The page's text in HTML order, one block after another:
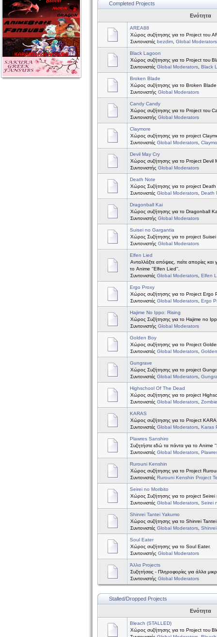
Completed Projects
Ενότητα
AREA88
Χώρος συζήτησης για το Project του
Συντονιστές bezdim Global Moderators
Black Lagoon
Χώρος συζήτησης για το Project του
Συντονιστές Global Moderators Black
Broken Blade
Χώρος συζήτησης για το Broken Blade
Συντονιστής Global Moderators
Candy Candy
Χώρος συζήτησης για το Project του
Συντονιστής Global Moderators
Claymore
Χώρος συζήτησης για το project
Συντονιστές Global Moderators
Devil May Cry
Χώρος συζήτησης για το Project Devil
Συντονιστής Global Moderators
Death Note
Χώρος Συζήτησης για το project
Συντονιστές Global Moderators Death
Dragonball Kai
Χώρος συζήτησης για το Dragonball
Συντονιστής Global Moderators
Suisei no Gargantia
Χώρος Συζήτησης για το project
Συντονιστής Global Moderators
Elfen Lied
Ανταλλάξτε απόψεις, πείτε απορίες και
το Anime ''Elfen Lied''.
Συντονιστές Global Moderators Elfen
Ergo Proxy
Χώρος συζήτησης για το Project Ergo
Συντονιστές Global Moderators Ergo
Hajime No Ippo: Rising
Χώρος Συζήτησης για το Hajime no
Συντονιστής Global Moderators
Golden Boy
Χώρος συζήτησης για το Project
Συντονιστές Global Moderators
Gungrave
Χώρος Συζήτησης για το project
Συντονιστές Global Moderators
Highschool Of The Dead
Χώρος συζήτησης για το project
Συντονιστές Global Moderators
KARAS
Χώρος συζήτησης για το Project
Συντονιστές Global Moderators Karas
Plawres Sanshiro
Συζητήστε εδώ τα πάντα για το
Συντονιστές Global Moderators
Rurouni Kenshin
Χώρος συζήτησης για το Project
Συντονιστές Rurouni Kenshin Project
Seirei no Moribito
Χώρος Συζήτησης για το project Seirei
Συντονιστές Global Moderators Seirei
Shinrei Tantei Yakumo
Χώρος συζήτησης για το Shinrei
Συντονιστές Global Moderators
Soul Eater
Χώρος συζήτησης για το Soul Eater.
Συντονιστής Global Moderators
Άλλα Projects
Συζητήσεις - Πληροφορίες για άλλα
Συντονιστής Global Moderators
Stalled/Dropped Projects
Ενότητα
Bleach (STALLED)
Χώρος συζήτησης για το Project του